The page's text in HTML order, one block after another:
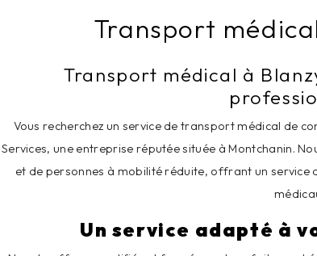
Transport
Transport médical à
Vous recherchez un service de transport médical de
Services, une entreprise réputée située à Montchanin.
et de personnes à mobilité réduite, offrant un service
Un service adapté à